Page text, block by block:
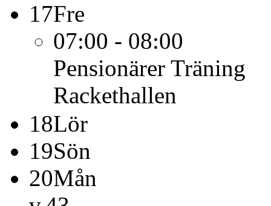
17Fre
07:00 - 08:00
Pensionärer Träning
Rackethallen
18Lör
19Sön
20Mån